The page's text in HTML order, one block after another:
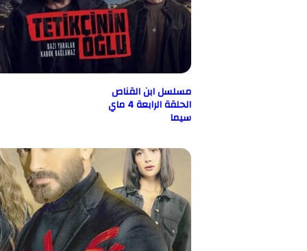
مسلسل ابن القناص
الحلقة الرابعة 4 ماي